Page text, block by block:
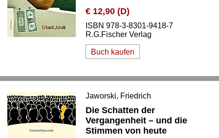
€ 12,90 (D)
ISBN 978-3-8301-9418-7
R.G.Fischer Verlag
Buch kaufen
Jaworski, Friedrich
Die Schatten der
Vergangenheit – und die
Stimmen von heute